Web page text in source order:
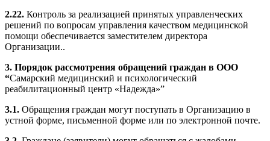
2.22. Контроль за реализацией принятых управленческих
решений по вопросам управления качеством медицинской
помощи обеспечивается заместителем директора
Организации..
3. Порядок рассмотрения обращений граждан в ООО
“Самарский медицинский и психологический
реабилитационный центр «Надежда»”
3.1. Обращения граждан могут поступать в Организацию в
устной форме, письменной форме или по электронной почте.